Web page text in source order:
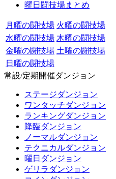
曜日闘技場まとめ
月曜の闘技場 火曜の闘技場
水曜の闘技場 木曜の闘技場
金曜の闘技場 土曜の闘技場
日曜の闘技場
常設/定期開催ダンジョン
ステージダンジョン
ワンタッチダンジョン
ランキングダンジョン
降臨ダンジョン
ノーマルダンジョン
テクニカルダンジョン
曜日ダンジョン
ゲリラダンジョン